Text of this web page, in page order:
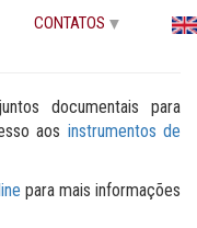
CONTATOS
documentais para
aos instrumentos de
para mais informações